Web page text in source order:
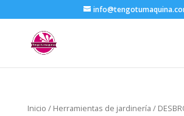
Inicio / Herramientas de jardinería /